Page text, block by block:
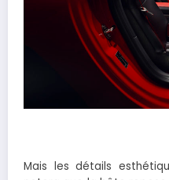
Mais les détails